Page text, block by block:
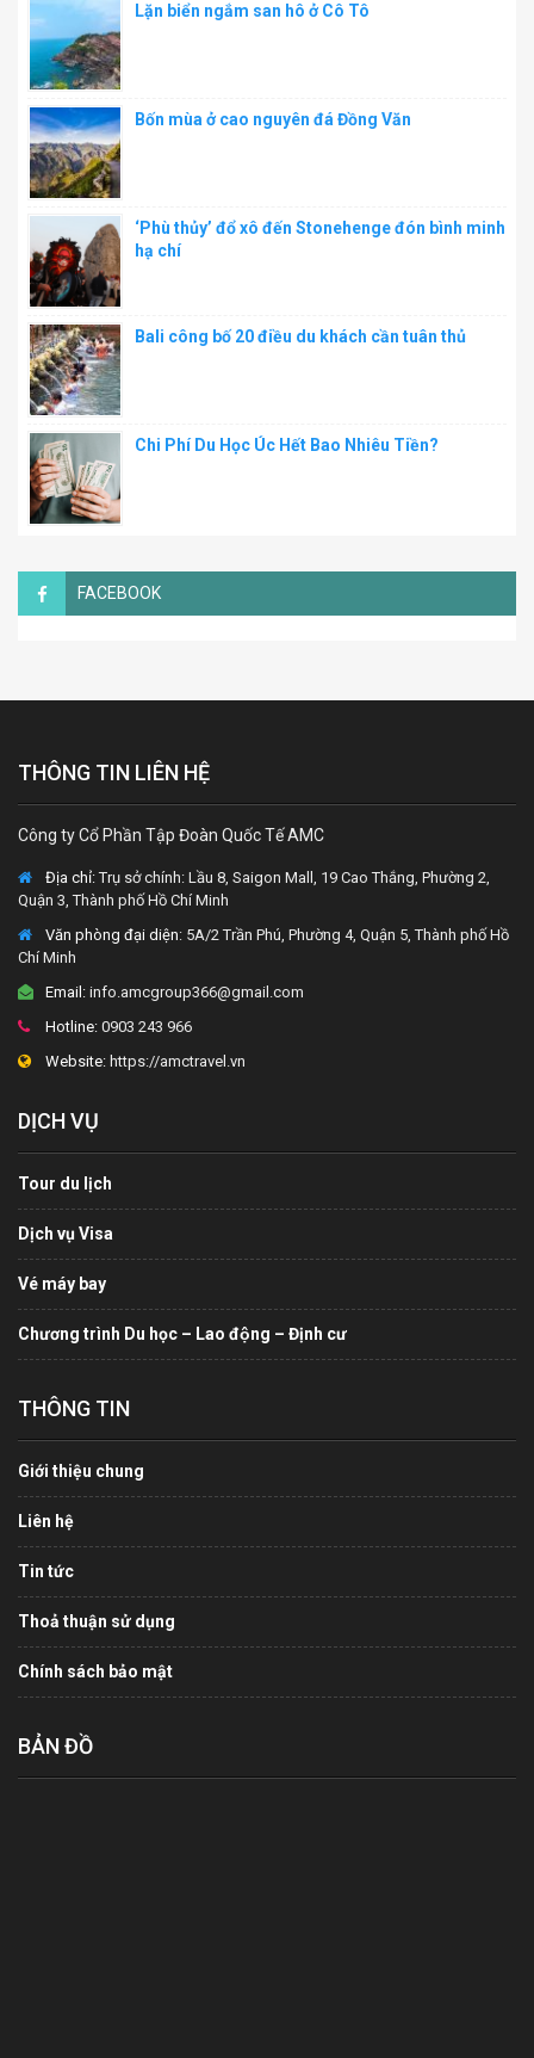
Lặn biển ngắm san hô ở Cô Tô
Bốn mùa ở cao nguyên đá Đồng Văn
‘Phù thủy’ đổ xô đến Stonehenge đón bình minh
hạ chí
Bali công bố 20 điều du khách cần tuân thủ
Chi Phí Du Học Úc Hết Bao Nhiêu Tiền?
FACEBOOK
THÔNG TIN LIÊN HỆ
Công ty Cổ Phần Tập Đoàn Quốc Tế AMC
Địa chỉ:Trụ sở chính: Lầu 8, Saigon Mall, 19 Cao Thắng, Phường 2,
Quận 3, Thành phố Hồ Chí Minh
Văn phòng đại diện: 5A/2 Trần Phú, Phường 4, Quận 5, Thành phố Hồ
Chí Minh
Email: info.amcgroup366@gmail.com
Hotline: 0903 243 966
Website: https://amctravel.vn
DỊCH VỤ
Tour du lịch
Dịch vụ Visa
Vé máy bay
Chương trình Du học – Lao động – Định cư
THÔNG TIN
Giới thiệu chung
Liên hệ
Tin tức
Thoả thuận sử dụng
Chính sách bảo mật
BẢN ĐỒ